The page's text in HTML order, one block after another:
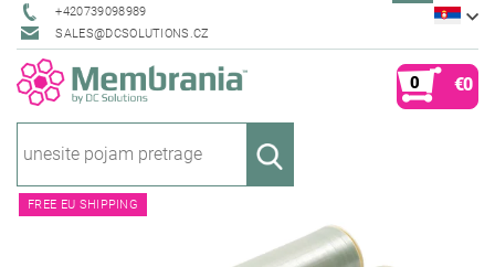
+420739098989
SALES@DCSOLUTIONS.CZ
0 €0
FREE EU SHIPPING